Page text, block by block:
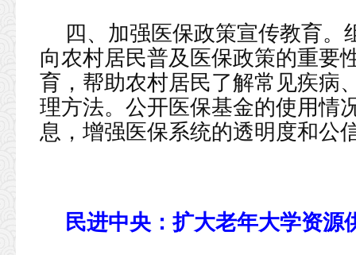
四、加强医保政策宣传教育
向农村居民普及医保政策的重要
育，帮助农村居民了解常见疾病
理方法。公开医保基金的使用情
息，增强医保系统的透明度和公
民进中央：扩大老年大学资源